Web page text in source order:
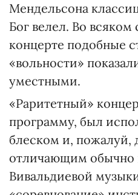
Мендельсона
Бог велел. Во всяком
концерте подобные
«вольности»
уместными.
«Раритетный»
программу, был
блеском и,
отличающим обычно
Вивальдиевой